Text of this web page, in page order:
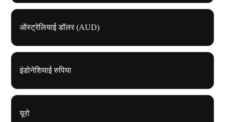
ऑस्ट्रेलियाई डॉलर (AUD)
इंडोनेशियाई रुपिया
यूरो